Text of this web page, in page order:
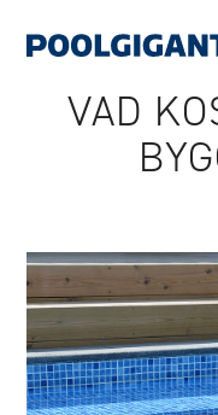
VAD